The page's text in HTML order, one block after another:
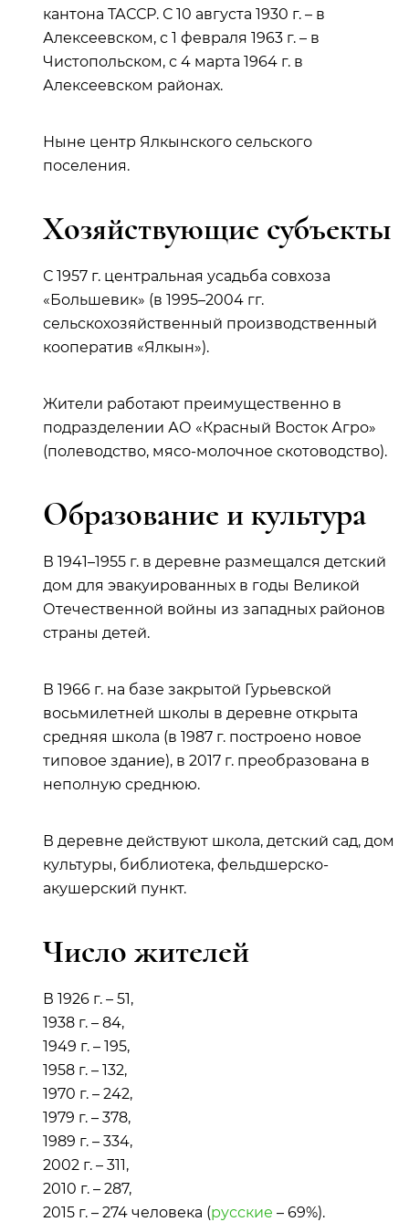
кантона ТАССР. С 10 августа 1930 г. – в
Алексеевском, с 1 февраля 1963 г. – в
Чистопольском, с 4 марта 1964 г. в
Алексеевском районах.
Ныне центр Ялкынского сельского
поселения.
Хозяйствующие субъекты
С 1957 г. центральная усадьба совхоза
«Большевик» (в 1995–2004 гг.
сельскохозяйственный производственный
кооператив «Ялкын»).
Жители работают преимущественно в
подразделении АО «Красный Восток Агро»
(полеводство, мясо-молочное скотоводство).
Образование и культура
В 1941–1955 г. в деревне размещался детский
дом для эвакуированных в годы Великой
Отечественной войны из западных районов
страны детей.
В 1966 г. на базе закрытой Гурьевской
восьмилетней школы в деревне открыта
средняя школа (в 1987 г. построено новое
типовое здание), в 2017 г. преобразована в
неполную среднюю.
В деревне действуют школа, детский сад, дом
культуры, библиотека, фельдшерско-
акушерский пункт.
Число жителей
В 1926 г. – 51,
1938 г. – 84,
1949 г. – 195,
1958 г. – 132,
1970 г. – 242,
1979 г. – 378,
1989 г. – 334,
2002 г. – 311,
2010 г. – 287,
2015 г. – 274 человека (русские – 69%).